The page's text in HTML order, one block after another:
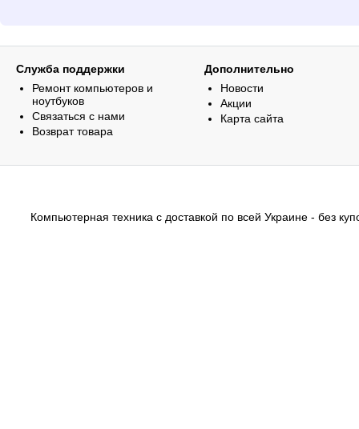
Служба поддержки
Ремонт компьютеров и
ноутбуков
Связаться с нами
Возврат товара
Дополнительно
Новости
Акции
Карта сайта
Компьютерная техника с доставкой по всей Украине - без